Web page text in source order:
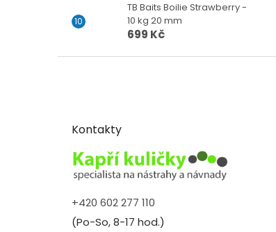
TB Baits Boilie Strawberry -
10 kg 20 mm
699 Kč
Kontakty
+420 602 277 110
(Po-So, 8-17 hod.)